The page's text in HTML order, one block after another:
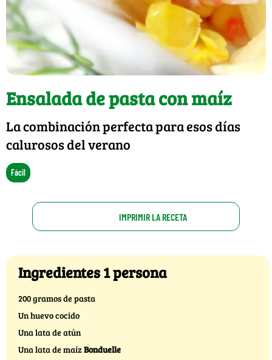
Ensalada de pasta con maíz
La combinación perfecta para esos días
calurosos del verano
Fácil
IMPRIMIR LA RECETA
Ingredientes 1 persona
200 gramos de pasta
Un huevo cocido
Una lata de atún
Una lata de maízBonduelle